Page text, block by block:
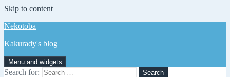
Skip to content
Nekotoba
Kakurady's blog
Menu and widgets
Search for: